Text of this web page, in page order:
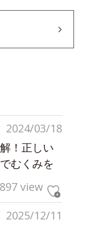
2024/03/18
！正しい
むくみを
view
2025/12/11